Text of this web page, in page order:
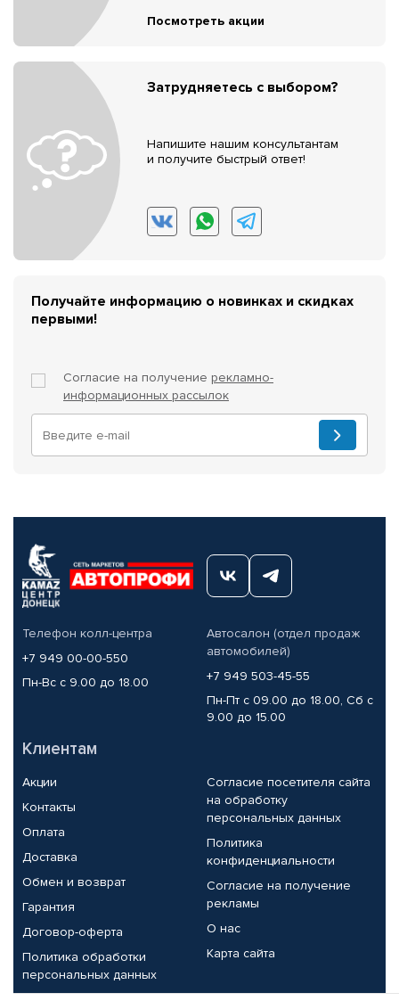
Посмотреть акции
Затрудняетесь с выбором?
Напишите нашим консультантам
и получите быстрый ответ!
Получайте информацию о новинках и скидках
первыми!
Согласие на получение рекламно-
информационных рассылок
Телефон колл-центра
+7 949 00-00-550
Пн-Вс с 9.00 до 18.00
Автосалон (отдел продаж
автомобилей)
+7 949 503-45-55
Пн-Пт с 09.00 до 18.00, Сб с
9.00 до 15.00
Клиентам
Акции
Контакты
Оплата
Доставка
Обмен и возврат
Гарантия
Договор-оферта
Политика обработки
персональных данных
Согласие посетителя сайта
на обработку
персональных данных
Политика
конфиденциальности
Согласие на получение
рекламы
О нас
Карта сайта